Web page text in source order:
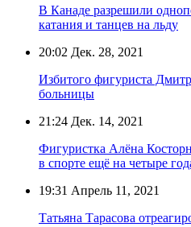
В Канаде разрешили
катания и танцев на льду
20:02 Дек. 28, 2021
Избитого фигуриста
больницы
21:24 Дек. 14, 2021
Фигуристка Алёна
в спорте ещё на четыре
19:31 Апрель 11, 2021
Татьяна Тарасова